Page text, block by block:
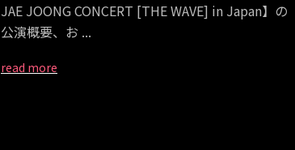
JAE JOONG CONCERT [THE WAVE] in Japan】の
公演概要、お